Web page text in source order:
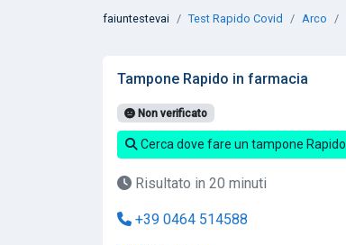
faiuntestevai Test Rapido Covid Arco
Tampone Rapido in farmacia
Non verificato
Cerca dove fare un tampone Rapido
Risultato in 20 minuti
+39 0464 514588